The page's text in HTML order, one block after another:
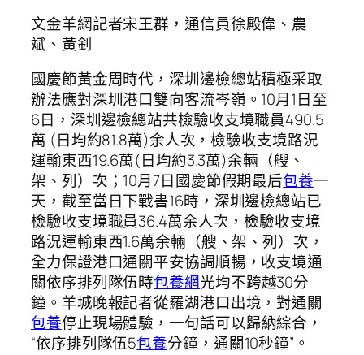
文金羊網記者宋王群，通信員徐殿偉、農
斌、黃釗
國慶節黃金周時代，深圳邊檢總站積極采取
辦法應對深圳港口雙向客流岑嶺。10月1日至
6日，深圳邊檢總站共檢驗收支境職員490.5
萬 (日均約81.8萬)余人次，檢驗收支境路況
運輸東西19.6萬(日均約3.3萬)余輛（艘、
架、列）次；10月7日國慶節假期最后包養一
天，截至當日下戰書16時，深圳邊檢總站已
檢驗收支境職員36.4萬余人次，檢驗收支境
路況運輸東西1.6萬余輛（艘、架、列）次，
全力保證港口通關平安協調順暢，收支境通
關依序排列隊伍時包養網光均不跨越30分
鐘。羊城晚報記者從羅湖港口出境，對通關
包養停止現場體驗，一句話可以歸納綜合，
“依序排列隊伍5包養分鐘，通關10秒鐘”。